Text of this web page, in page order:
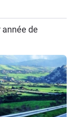
année de